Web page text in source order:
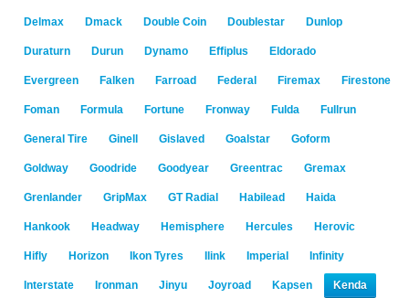
Delmax Dmack Double Coin Doublestar Dunlop
Duraturn Durun Dynamo Effiplus Eldorado
Evergreen Falken Farroad Federal Firemax Firestone
Foman Formula Fortune Fronway Fulda Fullrun
General Tire Ginell Gislaved Goalstar Goform
Goldway Goodride Goodyear Greentrac Gremax
Grenlander GripMax GT Radial Habilead Haida
Hankook Headway Hemisphere Hercules Herovic
Hifly Horizon Ikon Tyres Ilink Imperial Infinity
Interstate Ironman Jinyu Joyroad Kapsen Kenda